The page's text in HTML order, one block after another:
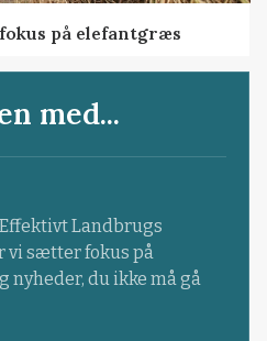
på elefantgræs
med...
Landbrugs
vi sætter fokus på
du ikke må gå